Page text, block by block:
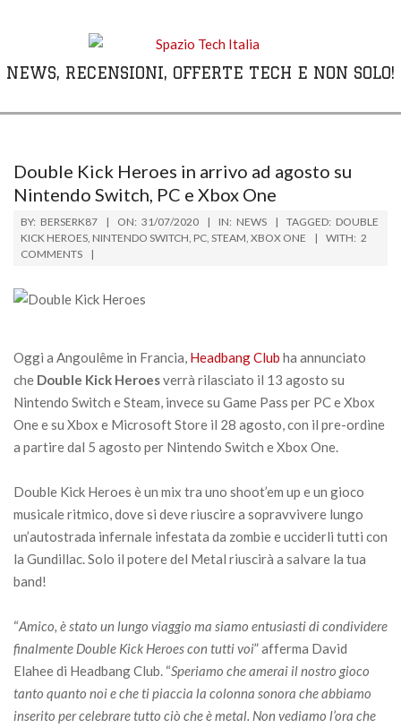
NEWS, RECENSIONI, OFFERTE TECH E NON SOLO!
MenuDouble Kick Heroes in arrivo ad agosto su
Nintendo Switch, PC e Xbox One
BY: BERSERK87 ON: 31/07/2020 IN: NEWS TAGGED: DOUBLE
KICK HEROES NINTENDO SWITCH PC STEAM XBOX ONE WITH: 2
COMMENTS
Oggi a Angoulême in Francia, Headbang Club ha annunciato
che Double Kick Heroesverrà rilasciato il 13 agosto su
Nintendo Switch e Steam, invece su Game Pass per PC e Xbox
One e su Xbox e Microsoft Store il 28 agosto, con il pre-ordine
a partire dal 5 agosto per Nintendo Switch e Xbox One.
Double Kick Heroes è un mix tra uno shoot’em up e un gioco
musicale ritmico, dove si deve riuscire a sopravvivere lungo
un’autostrada infernale infestata da zombie e ucciderli tutti con
la Gundillac. Solo il potere del Metal riuscirà a salvare la tua
band!
“Amico, è stato un lungo viaggio ma siamo entusiasti di condividere
finalmente Double Kick Heroes con tutti voi” afferma David
Elahee di Headbang Club. “Speriamo che amerai il nostro gioco
tanto quanto noi e che ti piaccia la colonna sonora che abbiamo
inserito per celebrare tutto ciò che è metal. Non vediamo l’ora che